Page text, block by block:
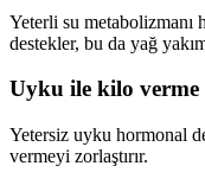
Yeterli su metabolizmanı
destekler, bu da yağ
Uyku ile kilo verme
Yetersiz uyku hormonal
vermeyi zorlaştırır.